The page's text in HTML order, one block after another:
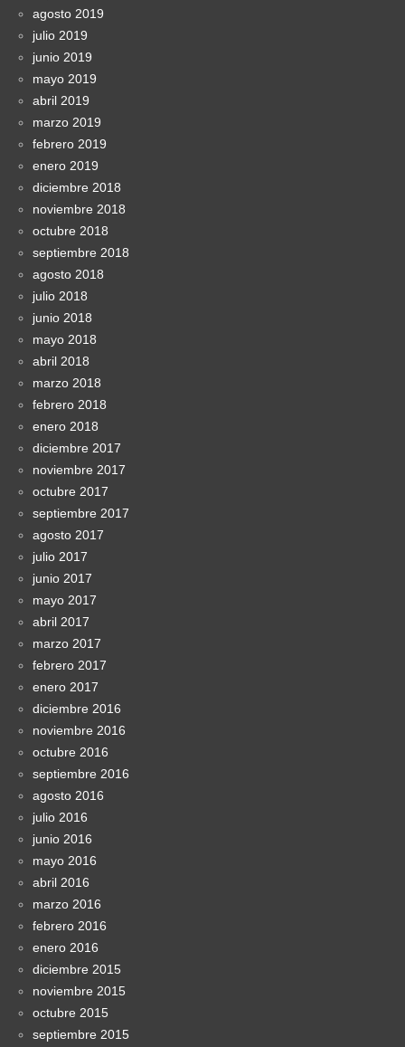
agosto 2019
julio 2019
junio 2019
mayo 2019
abril 2019
marzo 2019
febrero 2019
enero 2019
diciembre 2018
noviembre 2018
octubre 2018
septiembre 2018
agosto 2018
julio 2018
junio 2018
mayo 2018
abril 2018
marzo 2018
febrero 2018
enero 2018
diciembre 2017
noviembre 2017
octubre 2017
septiembre 2017
agosto 2017
julio 2017
junio 2017
mayo 2017
abril 2017
marzo 2017
febrero 2017
enero 2017
diciembre 2016
noviembre 2016
octubre 2016
septiembre 2016
agosto 2016
julio 2016
junio 2016
mayo 2016
abril 2016
marzo 2016
febrero 2016
enero 2016
diciembre 2015
noviembre 2015
octubre 2015
septiembre 2015